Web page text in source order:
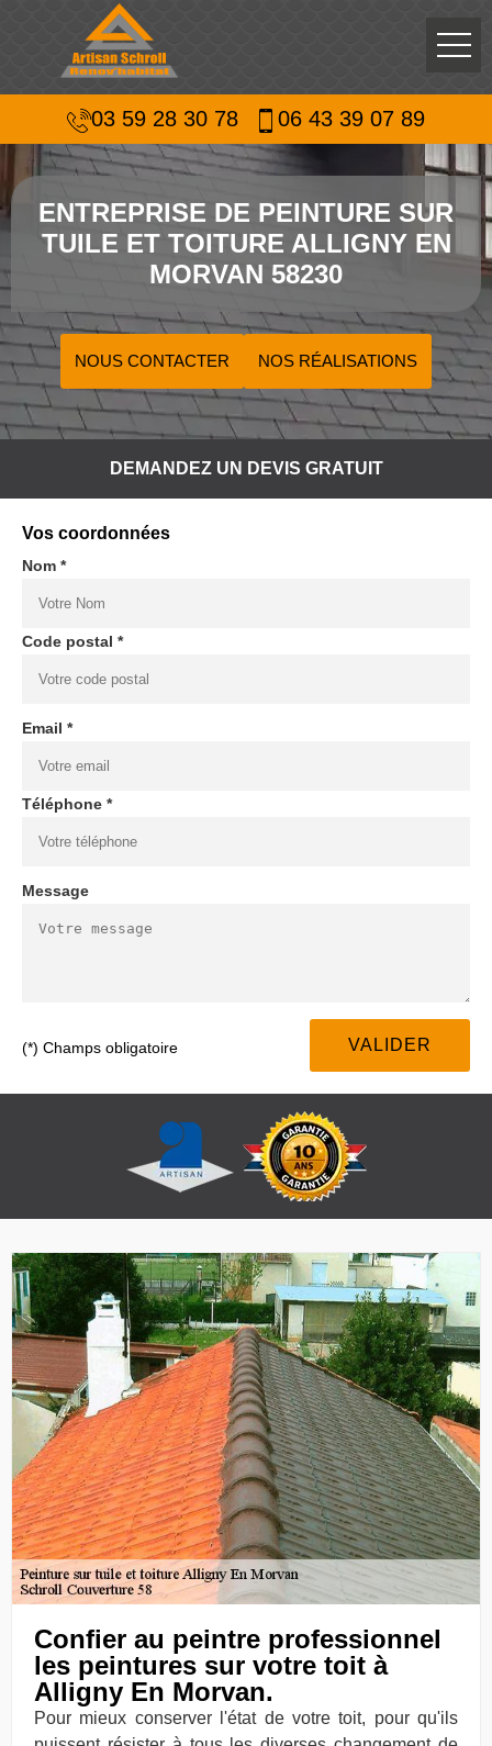
03 59 28 30 78 06 43 39 07 89
ENTREPRISE DE PEINTURE SUR
TUILE ET TOITURE ALLIGNY EN
MORVAN 58230
NOUS CONTACTER NOS RÉALISATIONS
DEMANDEZ UN DEVIS GRATUIT
Vos coordonnées
Nom *
Code postal *
Email *
Téléphone *
Message
(*) Champs obligatoire
Confier au peintre professionnel
les peintures sur votre toit à
Alligny En Morvan.
Pour mieux conserver l'état de votre toit, pour qu'ils